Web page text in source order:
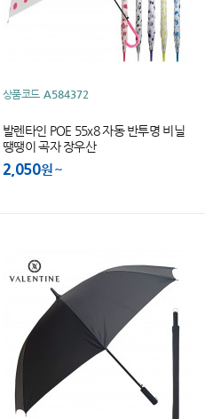
상품코드 A584372
발렌타인 POE 55x8 자동 반투명 비닐
땡땡이 곡자 장우산
2,050원